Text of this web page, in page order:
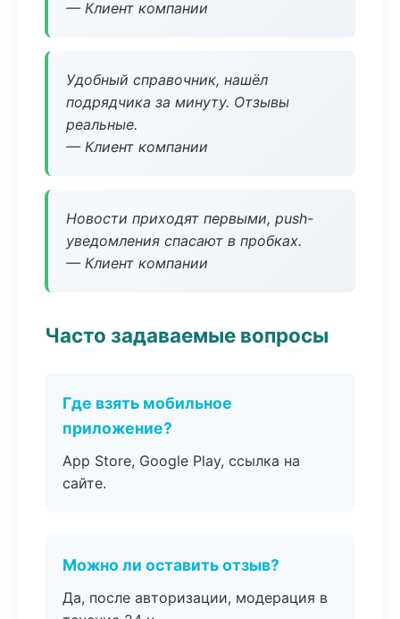
— Клиент компании
Удобный справочник, нашёл
подрядчика за минуту. Отзывы
реальные.
— Клиент компании
Новости приходят первыми, push-
уведомления спасают в пробках.
— Клиент компании
Часто задаваемые вопросы
Где взять мобильное
приложение?
App Store, Google Play, ссылка на
сайте.
Можно ли оставить отзыв?
Да, после авторизации, модерация в